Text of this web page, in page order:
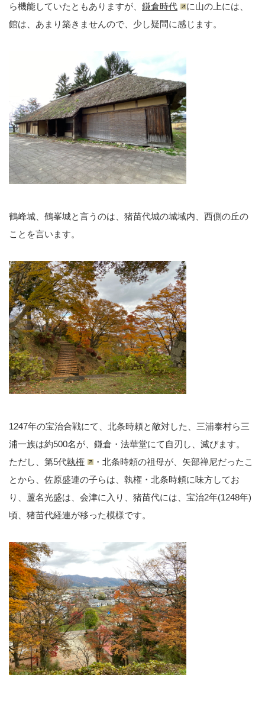
ら機能していたともありますが、 鎌倉時代
に山の上には、
館は、あまり築きませんので、少し疑問に感じます。
鶴峰城、鶴峯城と言うのは、猪苗代城の城域内、西側の丘の
ことを言います。
1247年の宝治合戦にて、北条時頼と敵対した、三浦泰村ら三
浦一族は約500名が、鎌倉・法華堂にて自刃し、滅びます。
ただし、第5代執権
・北条時頼の祖母が、矢部禅尼だったこ
とから、佐原盛連の子らは、執権・北条時頼に味方してお
り、蘆名光盛は、会津に入り、猪苗代には、宝治2年(1248年)
頃、猪苗代経連が移った模様です。